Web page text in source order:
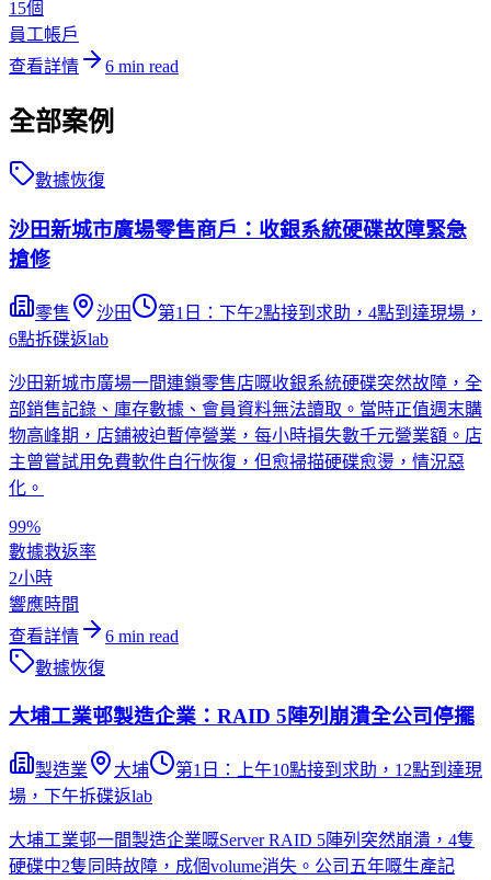
15個
員工帳戶
查看詳情
6 min read
全部案例
數據恢復
沙田新城市廣場零售商戶：收銀系統硬碟故障緊急
搶修
零售 沙田
第1日：下午2點接到求助，4點到達現場，
6點拆碟返lab
沙田新城市廣場一間連鎖零售店嘅收銀系統硬碟突然故障，全
部銷售記錄、庫存數據、會員資料無法讀取。當時正值週末購
物高峰期，店鋪被迫暫停營業，每小時損失數千元營業額。店
主曾嘗試用免費軟件自行恢復，但愈掃描硬碟愈燙，情況惡
化。
99%
數據救返率
2小時
響應時間
查看詳情
6 min read
數據恢復
大埔工業邨製造企業：RAID 5陣列崩潰全公司停擺
製造業 大埔
第1日：上午10點接到求助，12點到達現
場，下午拆碟返lab
大埔工業邨一間製造企業嘅Server RAID 5陣列突然崩潰，4隻
硬碟中2隻同時故障，成個volume消失。公司五年嘅生產記